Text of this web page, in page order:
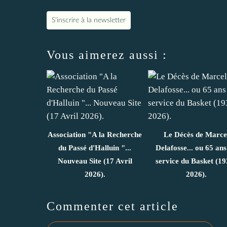
S'inscrire à la newsletter
Vous aimerez aussi :
Association "A la Recherche
du Passé d'Halluin "...
Nouveau Site (17 Avril
2026).
Le Décès de
Delafosse... ou 65
service du Basket
2026).
Commenter cet article